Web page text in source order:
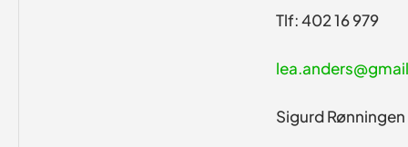
Tlf: 402 16 979
Sigurd Rønningen